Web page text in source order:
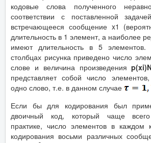
кодовые слова полученного
соответствии с поставленной
встречающееся сообщение x1
длительность в 1 элемент, а наиболее
имеют длительность в 5
столбцах рисунка приведено число
слове и величина произведения
представляет собой число
одно слово, т.е. в данном случае
Если бы для кодирования был
двоичный код, который чаще
практике, число элементов в каждом
кодирования восьми различных